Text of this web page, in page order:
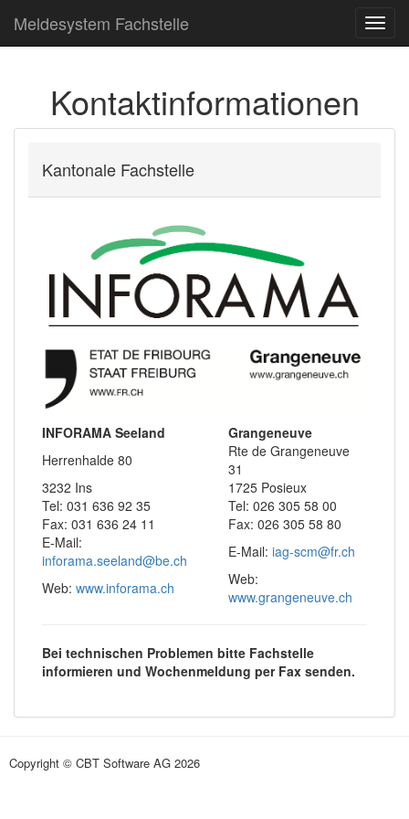
Meldesystem Fachstelle
Kontaktinformationen
Kantonale Fachstelle
INFORAMA Seeland
Grangeneuve
Herrenhalde 80
Rte de Grangeneuve
31
3232 Ins
1725 Posieux
Tel: 031 636 92 35
Tel: 026 305 58 00
Fax: 031 636 24 11
Fax: 026 305 58 80
E-Mail:
inforama.seeland@be.ch
E-Mail: iag-scm@fr.ch
Web: www.inforama.ch
Web:
www.grangeneuve.ch
Bei technischen Problemen bitte Fachstelle
informieren und Wochenmeldung per Fax senden.
Copyright © CBT Software AG 2026